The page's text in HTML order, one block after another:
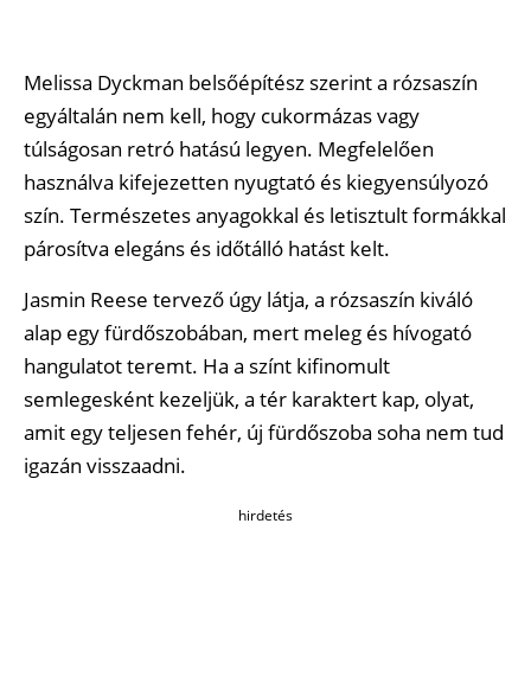
Melissa Dyckman belsőépítész szerint a rózsaszín
egyáltalán nem kell, hogy cukormázas vagy
túlságosan retró hatású legyen. Megfelelően
használva kifejezetten nyugtató és kiegyensúlyozó
szín. Természetes anyagokkal és letisztult formákkal
párosítva elegáns és időtálló hatást kelt.
Jasmin Reese tervező úgy látja, a rózsaszín kiváló
alap egy fürdőszobában, mert meleg és hívogató
hangulatot teremt. Ha a színt kifinomult
semlegesként kezeljük, a tér karaktert kap, olyat,
amit egy teljesen fehér, új fürdőszoba soha nem tud
igazán visszaadni.
hirdetés